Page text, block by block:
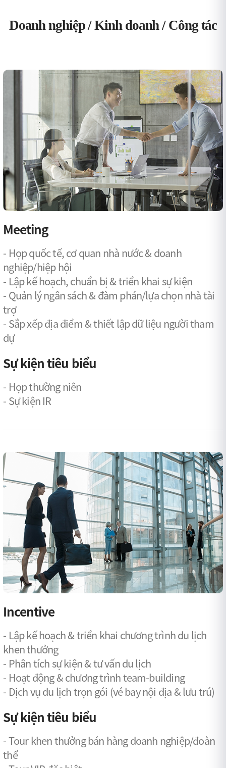
Doanh nghiệp / Kinh doanh / Công tác
Meeting
- Họp quốc tế, cơ quan nhà nước & doanh
nghiệp/hiệp hội
- Lập kế hoạch, chuẩn bị & triển khai sự kiện
- Quản lý ngân sách & đàm phán/lựa chọn nhà tài
trợ
- Sắp xếp địa điểm & thiết lập dữ liệu người tham
dự
Sự kiện tiêu biểu
- Họp thường niên
- Sự kiện IR
Incentive
- Lập kế hoạch & triển khai chương trình du lịch
khen thưởng
- Phân tích sự kiện & tư vấn du lịch
- Hoạt động & chương trình team-building
- Dịch vụ du lịch trọn gói (vé bay nội địa & lưu trú)
Sự kiện tiêu biểu
- Tour khen thưởng bán hàng doanh nghiệp/đoàn
thể